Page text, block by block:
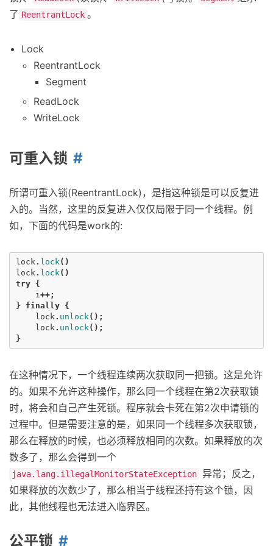
了 ReentrantLock 。
Lock
ReentrantLock
Segment
ReadLock
WriteLock
可重入锁
所谓可重入锁(ReentrantLock)，是指这种锁是可以反复进
入的。当然，这里的反复进入仅仅局限于同一个线程。例
如，下面的代码是work的:
lock. lock()
lock. lock()
try {
i++;
}
finally {
lock. unlock();
lock. unlock();
}
在这种情况下，一个线程连续两次获取同一把锁。这是允许
的。如果不允许这种操作，那么同一个线程在第2次获取锁
时，将会和自己产生死锁。程序就会卡死在第2次申请锁的
过程中。但是需要注意的是，如果同一个线程多次获取锁，
那么在释放的时候，也必须释放相同的次数。如果释放的次
数多了，那么会得到一个
java.lang.illegalMonitorStateException 异常；反之，
如果释放的次数少了，那么相当于线程还持有这个锁，因
此，其他线程也无法进入临界区。
公平锁